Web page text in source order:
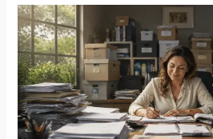
La
paciencia
financiera:
esperar
el
tiempo
de